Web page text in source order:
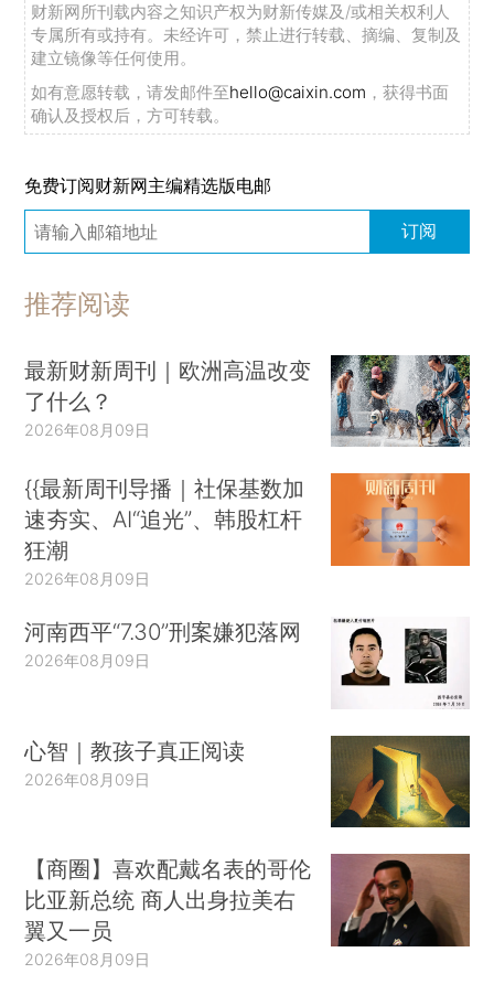
财新网所刊载内容之知识产权为财新传媒及/或相关权利人
专属所有或持有。未经许可，禁止进行转载、摘编、复制及
建立镜像等任何使用。
如有意愿转载，请发邮件至hello@caixin.com ，获得书面
确认及授权后，方可转载。
免费订阅财新网主编精选版电邮
订阅
推荐阅读
最新财新周刊｜欧洲高温改变
了什么？
2026年08月09日
{{最新周刊导播｜社保基数加
速夯实、AI“追光”、韩股杠杆
狂潮
2026年08月09日
河南西平“7.30”刑案嫌犯落网
2026年08月09日
心智｜教孩子真正阅读
2026年08月09日
【商圈】喜欢配戴名表的哥伦
比亚新总统 商人出身拉美右
翼又一员
2026年08月09日